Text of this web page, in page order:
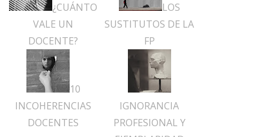
¿CUÁNTO
VALE UN
DOCENTE?
LOS
SUSTITUTOS DE LA
FP
10
INCOHERENCIAS
DOCENTES
IGNORANCIA
PROFESIONAL Y